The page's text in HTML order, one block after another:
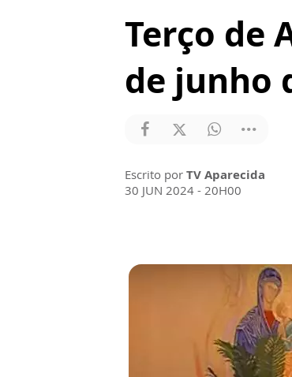
Terço de
de junho
Escrito por TV Aparecida
30 JUN 2024 - 20H00